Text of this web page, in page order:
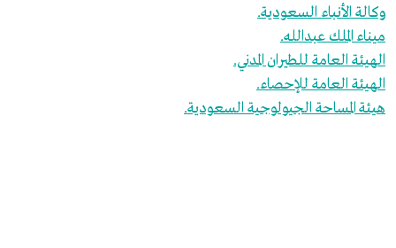
وكالة الأنباء السعودية.
ميناء الملك عبدالله.
الهيئة العامة للطيران المدني.
الهيئة العامة للإحصاء.
هيئة المساحة الجيولوجية السعودية.